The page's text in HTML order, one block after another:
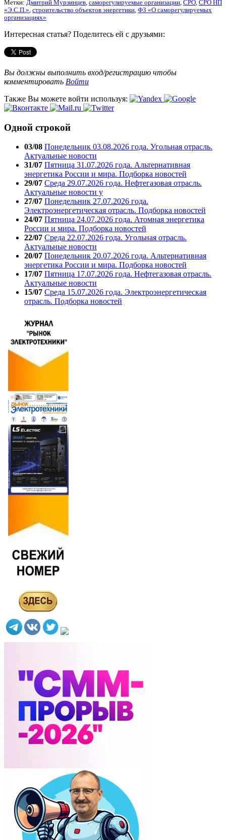
Метки: Дмитрий Мурзинцев, саморегулируемые организации, СРО, СРО НП
«Э.С.П.», строительство объектов энергетики, ФЗ «О саморегулируемых
организациях»
Интересная статья? Поделитесь ей с друзьями:
Вы должны выполнить вход/регистрацию чтобы
комментировать Войти
Также Вы можете войти используя:
Одной строкой
03/08 Понедельник 03.08.2026 года. Угольная отрасль.
Актуальные новости
31/07 Пятница 31.07.2026 года. Альтернативная
энергетика России и мира. Подборка новостей
29/07 Среда 29.07.2026 года. Нефтегазовая отрасль.
Актуальные новости у
27/07 Понедельник 27.07.2026 года.
Электроэнергетическая отрасль. Подборка новостей
24/07 Пятница 24.07.2026 года. Атомная энергетика
России и мира. Подборка новостей
22/07 Среда 22.07.2026 года. Угольная отрасль.
Актуальные новости
20/07 Понедельник 20.07.2026 года. Альтернативная
энергетика России и мира. Подборка новостей
17/07 Пятница 17.07.2026 года. Нефтегазовая отрасль.
Актуальные новости
15/07 Среда 15.07.2026 года. Электроэнергетическая
отрасль. Подборка новостей